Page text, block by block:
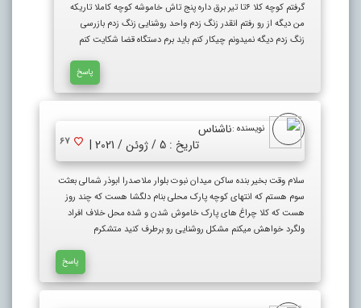
گرفتم کوچه کلا ۶تا تیر برق داره پنج تاش خاموشه کوچه کاملا تاریکه
من دیگه از رو رفتم انقدر زنگ زدم واحد روشنایی زنگ زدم بازرسی
زنگ زدم دیگه نمیدونم چیکار کنم باید برم دستگاه قضا شکایت کنم
پاسخ
نویسنده :ناشناس
تاریخ : 5 / ژوئن / 2021 |
67
سلام وقت بخیر بنده ساکن میدان نبوت بلوار ملاصدرا ابوذر شمالی بعثت
سوم هستم که انتهای کوچه پارک محلی بنام دلگشا هست که چند روز
هست که کلا چراغ های پارک خاموش شدن و شده محل خلاف افراد
ولگرد خواهش میکنم مشکل روشنایی رو برطرف کنید متشکرم
پاسخ